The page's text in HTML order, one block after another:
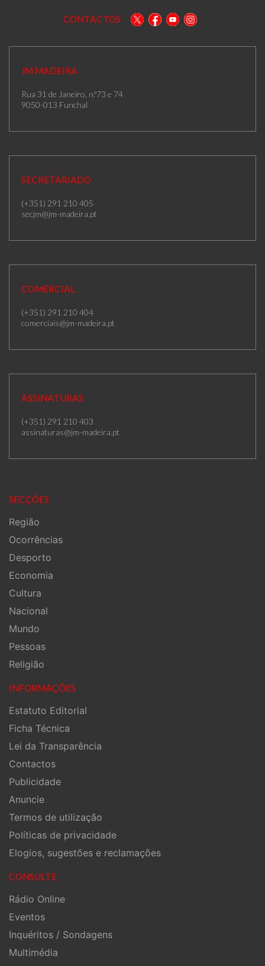
CONTACTOS
JM MADEIRA
Rua 31 de Janeiro, n.º73 e 74
9050-013 Funchal
SECRETARIADO
(+351) 291 210 405
secjm@jm-madeira.pt
COMERCIAL
(+351) 291 210 404
comerciais@jm-madeira.pt
ASSINATURAS
(+351) 291 210 403
assinaturas@jm-madeira.pt
SECÇÕES
Região
Ocorrências
Desporto
Economia
Cultura
Nacional
Mundo
Pessoas
Religião
INFORMAÇÕES
Estatuto Editorial
Ficha Técnica
Lei da Transparência
Contactos
Publicidade
Anuncie
Termos de utilização
Políticas de privacidade
Elogios, sugestões e reclamações
CONSULTE
Rádio Online
Eventos
Inquéritos / Sondagens
Multimédia